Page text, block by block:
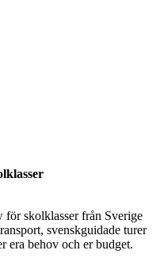
skolklasser från Sverige
svenskguidade turer
era behov och er budget.